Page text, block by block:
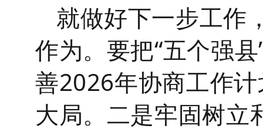
就做好下一步工作
作为。 要把“五个强县
善2026年协商工作
大局。 二是牢固树立